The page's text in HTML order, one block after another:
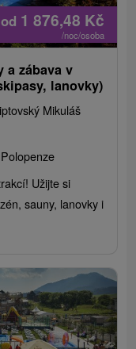
od 1 876,48 Kč
/noc/osoba
a zábava v
​​lanovky)
Mikuláš
Užijte si
sauny, lanovky i